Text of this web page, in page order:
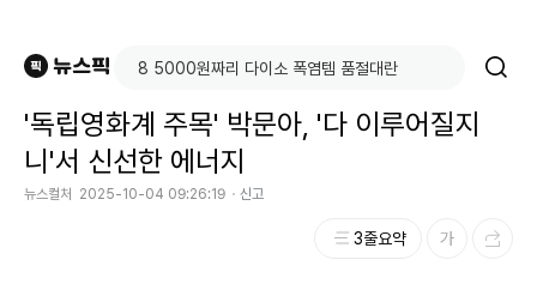
'독립영화계 주목' 박문아, '다 이루어질지
니'서 신선한 에너지
뉴스컬처 2025-10-04 09:26:19 신고
3줄요약